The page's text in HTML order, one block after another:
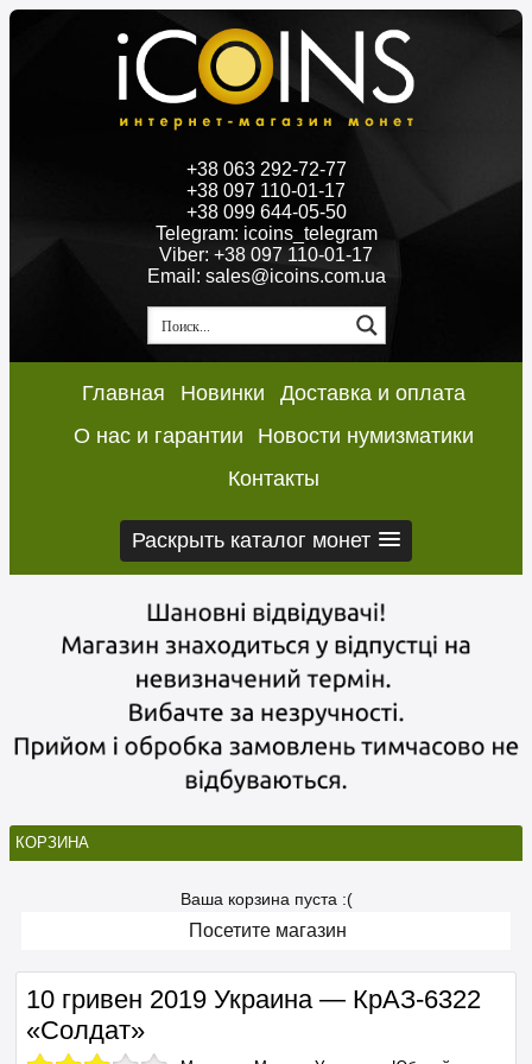
+38 063 292-72-77
+38 097 110-01-17
+38 099 644-05-50
Telegram: icoins_telegram
Viber: +38 097 110-01-17
Email: sales@icoins.com.ua
Главная Новинки
Доставка и оплата
О нас и гарантии
Новости нумизматики
Контакты
Раскрыть каталог монет
КОРЗИНА
Ваша корзина пуста :(
Посетите магазин
10 гривен 2019 Украина — КрАЗ-6322
«Солдат»